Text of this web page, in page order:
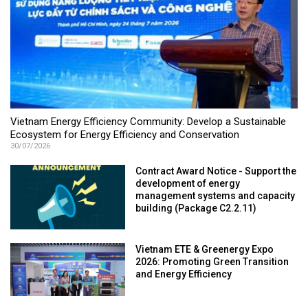
Vietnam Energy Efficiency Community: Develop a Sustainable
Ecosystem for Energy Efficiency and Conservation
30/07/2026
Contract Award Notice - Support the
development of energy
management systems and capacity
building (Package C2.2.11)
Vietnam ETE & Greenergy Expo
2026: Promoting Green Transition
and Energy Efficiency